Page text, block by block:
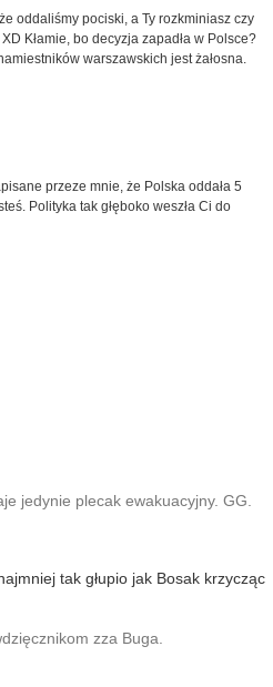
oddaliśmy pociski, a Ty rozkminiasz czy
Kłamie, bo decyzja zapadła w Polsce?
warszawskich jest żałosna.
przeze mnie, że Polska oddała 5
Polityka tak głęboko weszła Ci do
jedynie plecak ewakuacyjny. GG.
tak głupio jak Bosak krzycząc
zza Buga.